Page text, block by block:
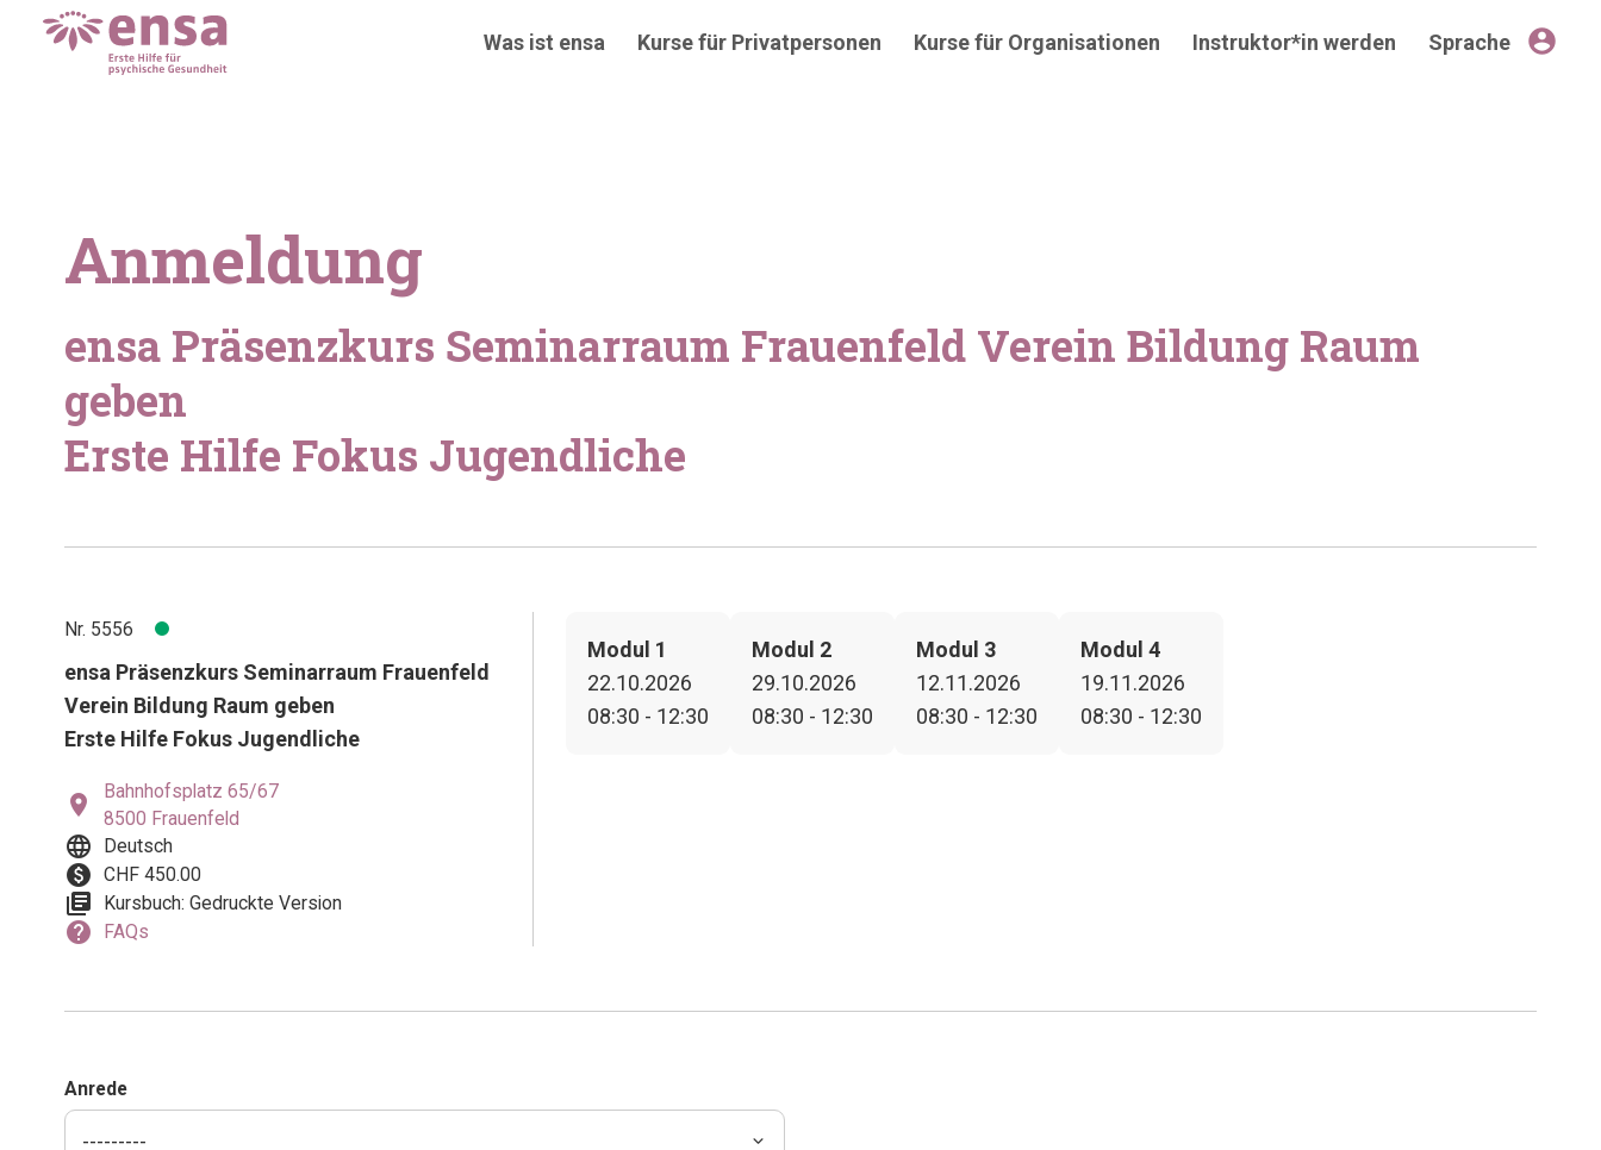
Was ist ensa Kurse für Privatpersonen Kurse für Organisationen Instruktor*in werden Sprache account_circle
Anmeldung
ensa Präsenzkurs Seminarraum Frauenfeld Verein Bildung Raum
geben
Erste Hilfe Fokus Jugendliche
Nr. 5556
ensa Präsenzkurs Seminarraum Frauenfeld
Verein Bildung Raum geben
Erste Hilfe Fokus Jugendliche
location_on
Bahnhofsplatz 65/67
8500 Frauenfeld
language Deutsch
paid CHF 450.00
library_books Kursbuch: Gedruckte Version
help FAQs
Modul 1
22.10.2026
08:30 - 12:30
Modul 2
29.10.2026
08:30 - 12:30
Modul 3
12.11.2026
08:30 - 12:30
Modul 4
19.11.2026
08:30 - 12:30
Anrede